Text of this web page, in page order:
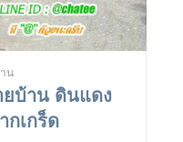
น
ยบ้าน ดินแดง
กเกร็ด